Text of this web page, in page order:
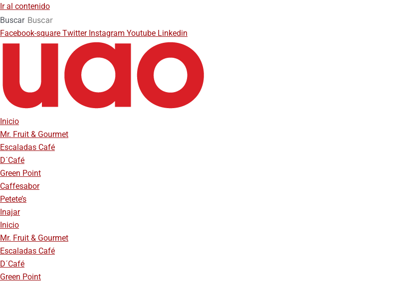
Ir al contenido
Buscar
Facebook-square Twitter Instagram Youtube Linkedin
Inicio
Mr. Fruit & Gourmet
Escaladas Café
D´Café
Green Point
Caffesabor
Petete’s
Inajar
Inicio
Mr. Fruit & Gourmet
Escaladas Café
D´Café
Green Point